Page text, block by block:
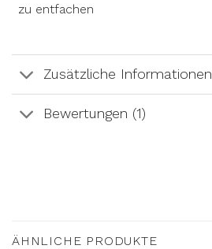
zu entfachen
Zusätzliche Informationen
Bewertungen (1)
ÄHNLICHE PRODUKTE